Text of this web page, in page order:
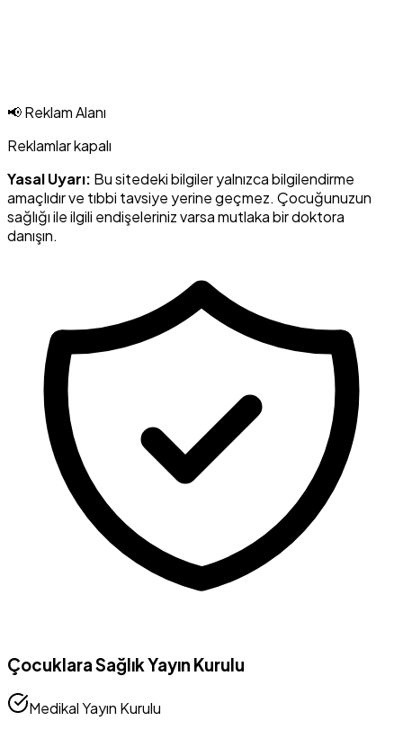
📢 Reklam Alanı
Reklamlar kapalı
Yasal Uyarı: Bu sitedeki bilgiler yalnızca bilgilendirme
amaçlıdır ve tıbbi tavsiye yerine geçmez. Çocuğunuzun
sağlığı ile ilgili endişeleriniz varsa mutlaka bir doktora
danışın.
Çocuklara Sağlık Yayın Kurulu
Medikal Yayın Kurulu